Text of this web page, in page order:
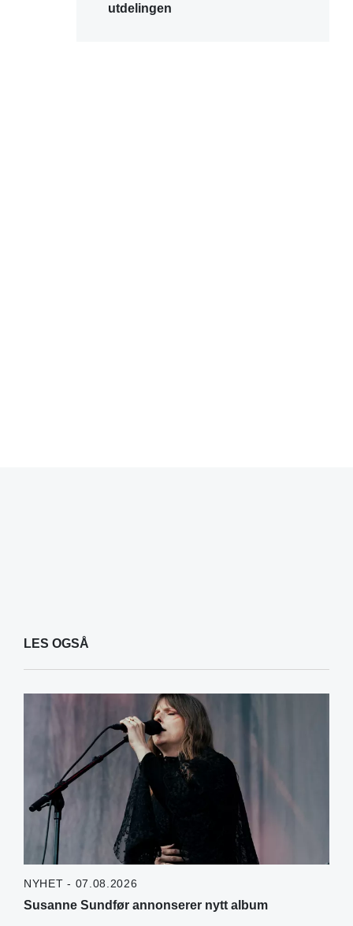
utdelingen
LES OGSÅ
NYHET - 07.08.2026
Susanne Sundfør annonserer nytt album